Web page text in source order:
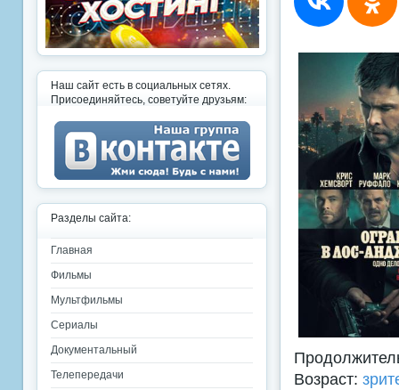
Возраст:
Наш сайт есть в социальных сетях.
Присоединяйтесь, советуйте друзьям:
Разделы сайта:
Главная
Фильмы
Мультфильмы
Сериалы
Документальный
Телепередачи